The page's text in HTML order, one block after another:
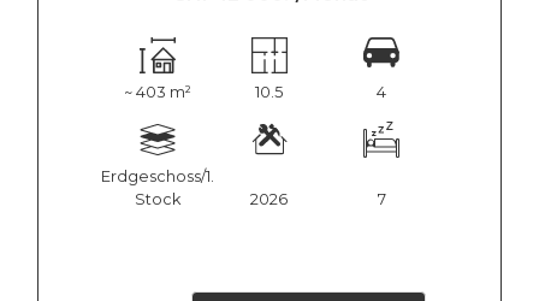
~ 403 m² 10.5 4
Erdgeschoss/1.
Stock
2026 7